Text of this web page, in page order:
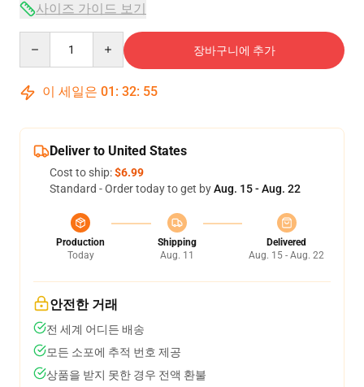
사이즈 가이드 보기
장바구니에 추가
이 세일은 01 : 32: 54
Deliver to United States
Cost to ship:$6.99
Standard - Order today to get byAug. 15 - Aug. 22
Production
Today
Shipping
Aug. 11
Delivered
Aug. 15 - Aug. 22
안전한 거래
전 세계 어디든 배송
모든 소포에 추적 번호 제공
상품을 받지 못한 경우 전액 환불